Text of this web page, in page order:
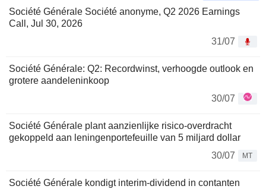
Société Générale Société anonyme, Q2 2026 Earnings
Call, Jul 30, 2026
31/07
Société Générale: Q2: Recordwinst, verhoogde outlook en
grotere aandeleninkoop
30/07
Société Générale plant aanzienlijke risico-overdracht
gekoppeld aan leningenportefeuille van 5 miljard dollar
30/07
MT
Société Générale kondigt interim-dividend in contanten